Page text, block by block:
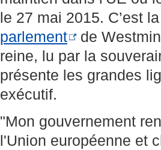
le 27 mai 2015. C’est
parlement
de
reine, lu par la
présente les grandes
exécutif.
"Mon gouvernement
l'Union européenne et